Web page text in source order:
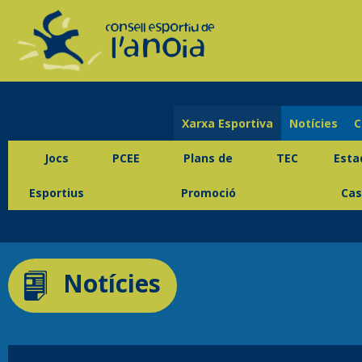
Xarxa Esportiva Notícies
Jocs
Esportius
PCEE Plans de
Promoció
TEC
Notícies